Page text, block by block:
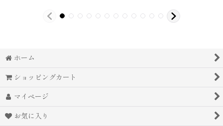
ホーム
ショッピングカート
マイページ
お気に入り